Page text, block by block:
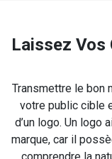
Laissez Vos
Transmettre le bon
votre public cible
d’un logo. Un logo
marque, car il
comprendre la